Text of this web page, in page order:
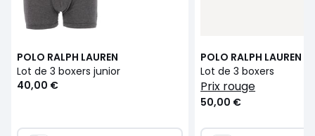
POLO RALPH LAUREN
Lot de 3 boxers junior
40,00 €
POLO RALPH LAUREN
Lot de 3 boxers
prix rouge
50,00 €